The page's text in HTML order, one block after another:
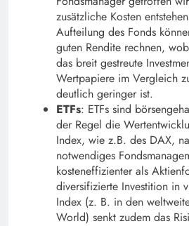
zusätzliche Kosten
Aufteilung des Fonds
guten Rendite rechnen,
das breit gestreute
Wertpapiere im Vergleich
deutlich geringer ist.
ETFs: ETFs sind
der Regel die
Index, wie z.B. des DAX,
notwendiges
kosteneffizienter als
diversifizierte Investition in
Index (z. B. in den
World) senkt zudem das